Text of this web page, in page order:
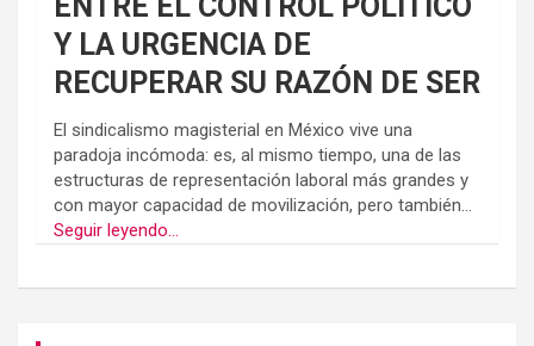
Y LA URGENCIA DE
RECUPERAR SU RAZÓN DE SER
El sindicalismo magisterial en México vive una
paradoja incómoda: es, al mismo tiempo, una de las
estructuras de representación laboral más grandes y
con mayor capacidad de movilización, pero también...
Seguir leyendo...